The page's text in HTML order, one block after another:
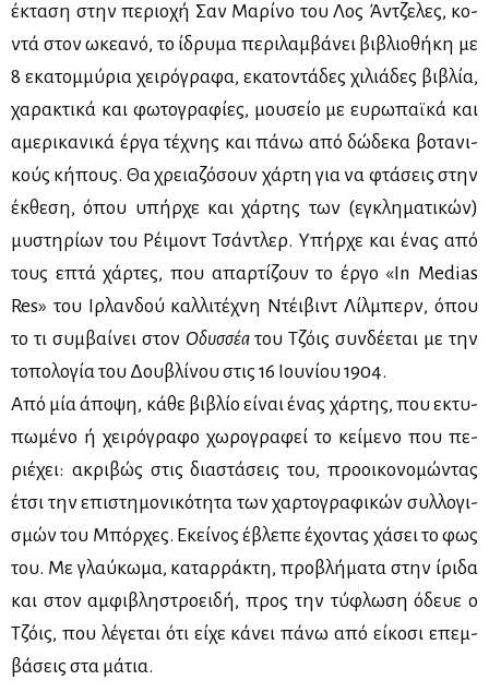
έκτα­ση στην πε­ριο­χή Σαν Μα­ρί­νο του Λος Άν­τζε­λες, κο­
ντά στον ωκε­α­νό, το ίδρυ­μα πε­ρι­λαμ­βά­νει βι­βλιο­θή­κη με
8 εκα­τομ­μύ­ρια χει­ρό­γρα­φα, εκα­το­ντά­δες χι­λιά­δες βι­βλία,
χα­ρα­κτι­κά και φω­το­γρα­φί­ες, μου­σείο με ευ­ρω­παϊ­κά και
αμε­ρι­κα­νι­κά έρ­γα τέ­χνης και πά­νω από δώ­δε­κα βο­τα­νι­
κούς κή­πους. Θα χρεια­ζό­σουν χάρ­τη για να φτά­σεις στην
έκ­θε­ση, όπου υπήρ­χε και χάρ­της των (εγκλη­μα­τι­κών)
μυ­στη­ρί­ων του Ρέι­μοντ Τσά­ντλερ. Υπήρ­χε και ένας από
τους επτά χάρ­τες, που απαρ­τί­ζουν το έρ­γο «In Medias
Res» του Ιρ­λαν­δού καλ­λι­τέ­χνη Ντέι­βιντ Λίλ­μπερν, όπου
το τι συμ­βαί­νει στον Οδυσ­σέατου Τζόις συν­δέ­ε­ται με την
το­πο­λο­γία του Δου­βλί­νου στις 16 Ιου­νί­ου 1904.
Από μία άπο­ψη, κά­θε βι­βλίο εί­ναι ένας χάρ­της, που εκτυ­
πω­μέ­νο ή χει­ρό­γρα­φο χω­ρο­γρα­φεί το κεί­με­νο που πε­
ριέ­χει: ακρι­βώς στις δια­στά­σεις του, προ­οι­κο­νο­μώ­ντας
έτσι την επι­στη­μο­νι­κό­τη­τα των χαρ­το­γρα­φι­κών συλ­λο­γι­
σμών του Μπόρ­χες. Εκεί­νος έβλε­πε έχο­ντας χά­σει το φως
του. Με γλαύ­κω­μα, κα­ταρ­ρά­κτη, προ­βλή­μα­τα στην ίρι­δα
και στον αμ­φι­βλη­στροει­δή, προς την τύ­φλω­ση όδευε ο
Τζόις, που λέ­γε­ται ότι εί­χε κά­νει πά­νω από εί­κο­σι επεμ­
βά­σεις στα μά­τια.